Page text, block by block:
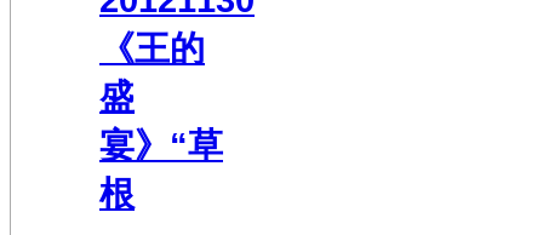
《王的
盛
宴》“草
根